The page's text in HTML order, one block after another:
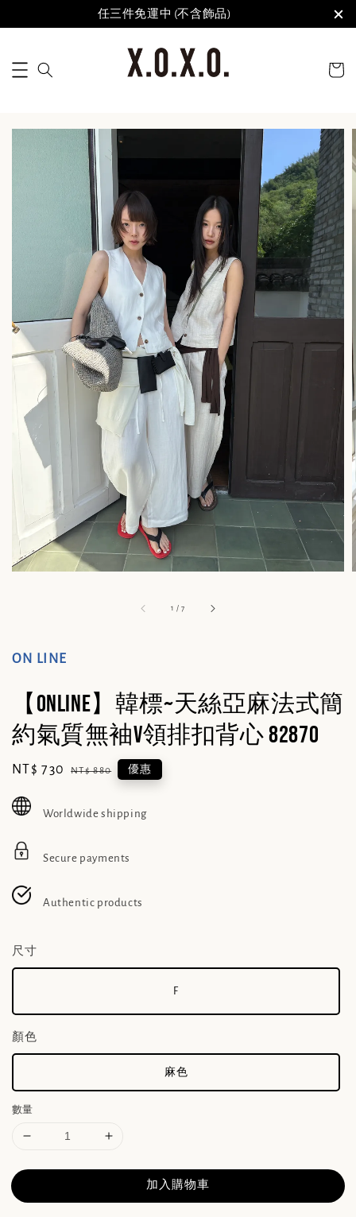
任三件免運中 (不含飾品)
1 /7
ON LINE
【ONLINE】韓標~天絲亞麻法式簡
約氣質無袖v領排扣背心 82870
Sale
NT$ 730 Regular
NT$ 880 優惠
Worldwide shipping
Secure payments
Authentic products
尺寸
F
顏色
麻色
數量
加入購物車